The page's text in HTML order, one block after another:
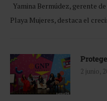
Yamina Bermúdez, gerente
Playa Mujeres, destaca el
2 junio,